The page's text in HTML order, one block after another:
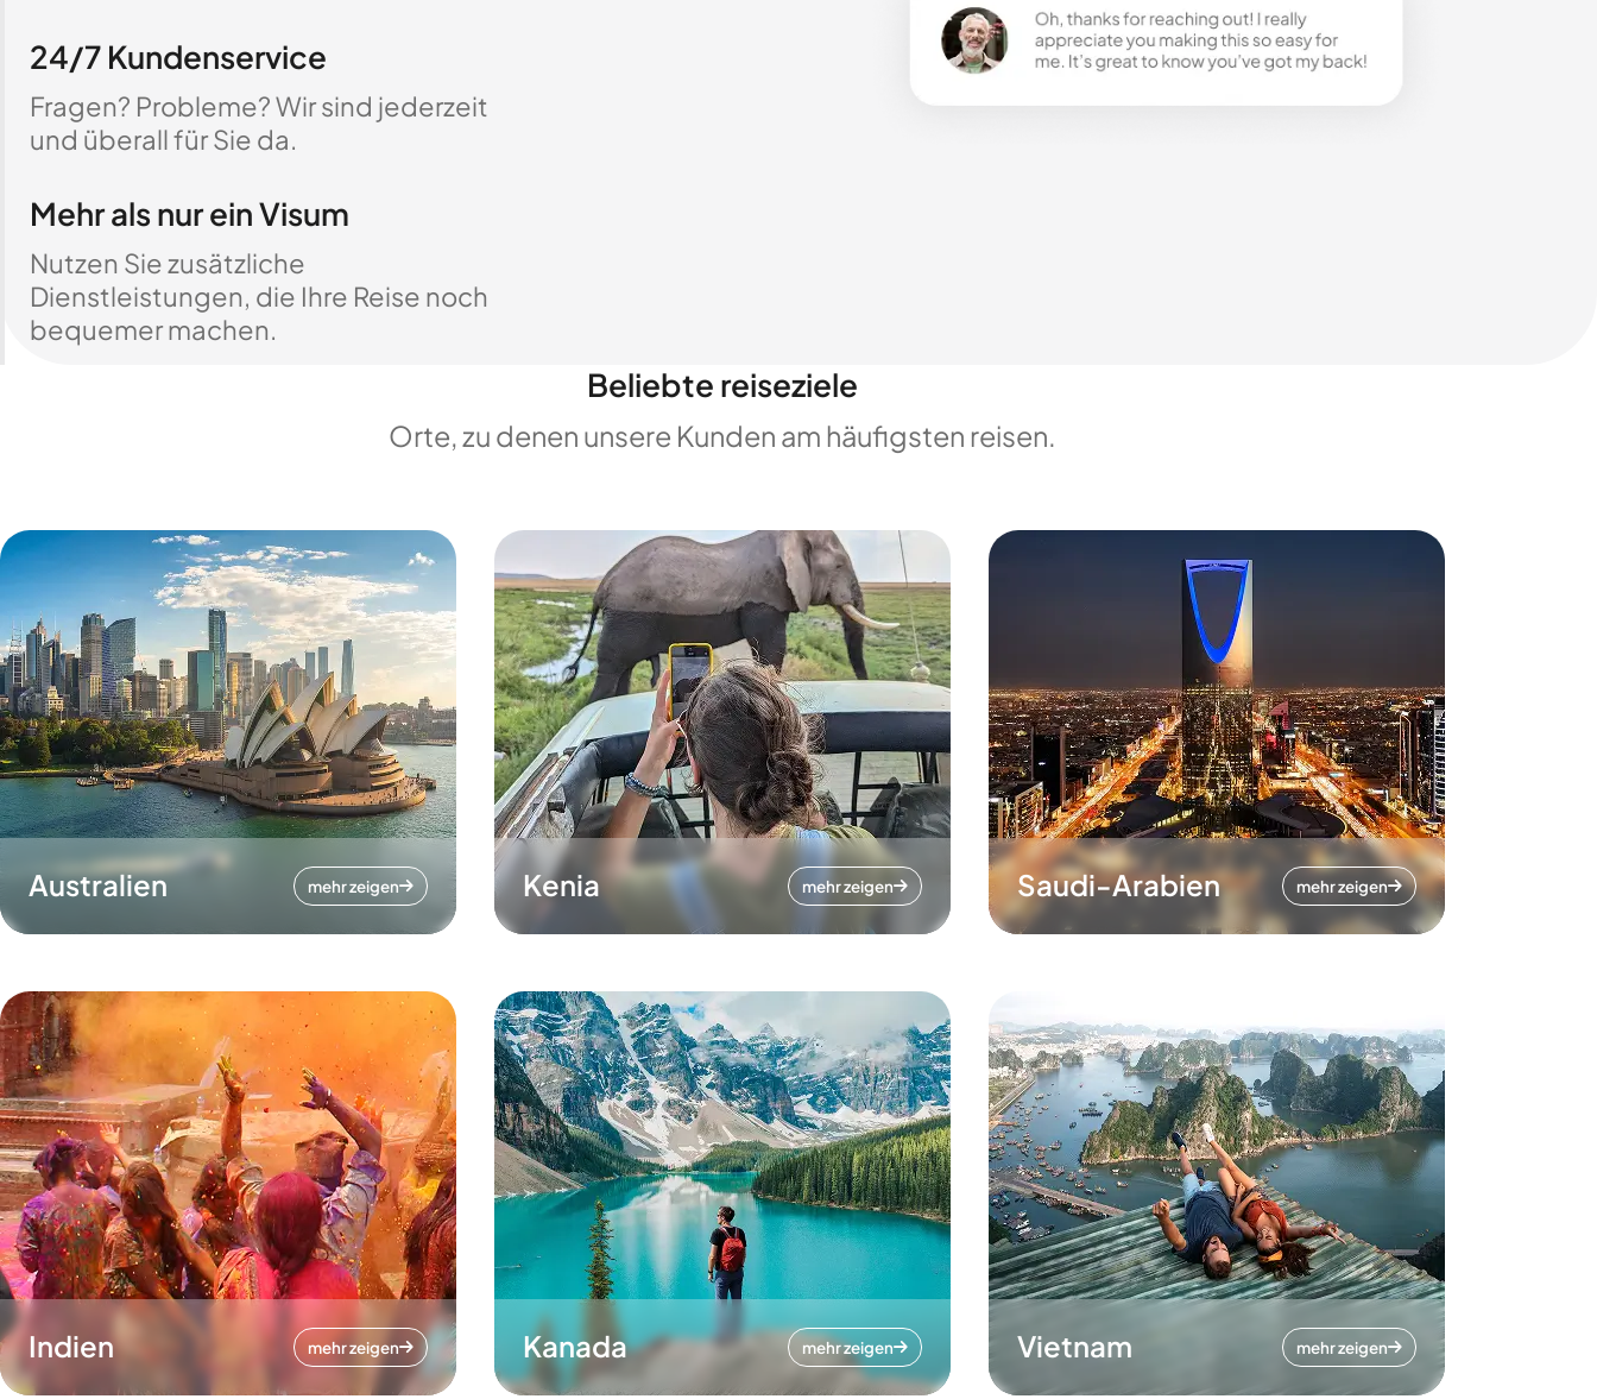
24/7 Kundenservice
Fragen? Probleme? Wir sind jederzeit
und überall für Sie da.
Mehr als nur ein Visum
Nutzen Sie zusätzliche
Dienstleistungen, die Ihre Reise noch
bequemer machen.
Beliebte reiseziele
Orte, zu denen unsere Kunden am häufigsten reisen.
Australien mehr zeigen Kenia mehr zeigen Saudi-Arabien mehr zeigen
Indien mehr zeigen Kanada mehr zeigen Vietnam mehr zeigen